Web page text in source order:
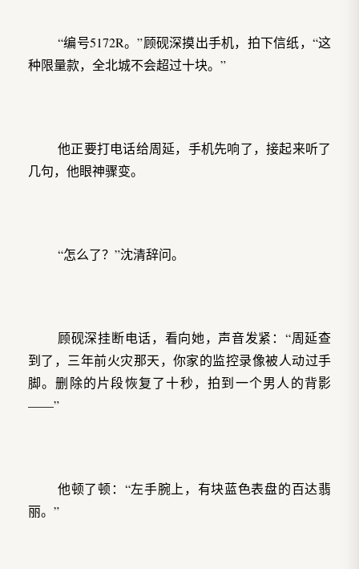
“编号5172R。”顾砚深摸出手机，拍下信纸，“这
种限量款，全北城不会超过十块。”
他正要打电话给周延，手机先响了，接起来听了
几句，他眼神骤变。
“怎么了？”沈清辞问。
顾砚深挂断电话，看向她，声音发紧：“周延查
到了，三年前火灾那天，你家的监控录像被人动过手
脚。删除的片段恢复了十秒，拍到一个男人的背影
——”
他顿了顿：“左手腕上，有块蓝色表盘的百达翡
丽。”